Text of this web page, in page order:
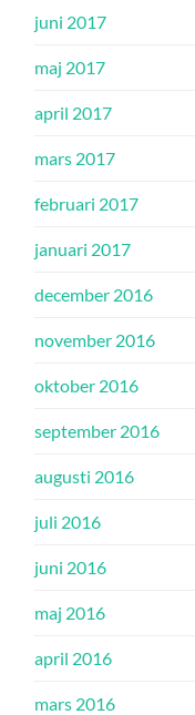
juni 2017
maj 2017
april 2017
mars 2017
februari 2017
januari 2017
december 2016
november 2016
oktober 2016
september 2016
augusti 2016
juli 2016
juni 2016
maj 2016
april 2016
mars 2016